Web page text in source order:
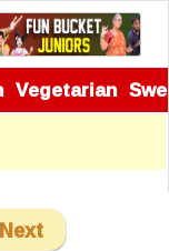
Vegetarian
Next